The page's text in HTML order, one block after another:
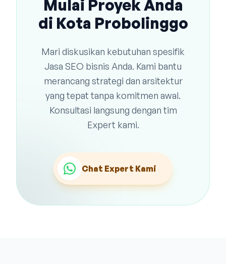
Mulai Proyek Anda
di Kota Probolinggo
Mari diskusikan kebutuhan spesifik
Jasa SEO bisnis Anda. Kami bantu
merancang strategi dan arsitektur
yang tepat tanpa komitmen awal.
Konsultasi langsung dengan tim
Expert kami.
Chat Expert Kami